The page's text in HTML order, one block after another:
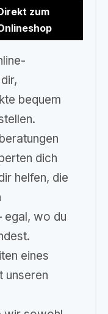
zum
bequem
dich
helfen, die
egal, wo du
eines
unseren